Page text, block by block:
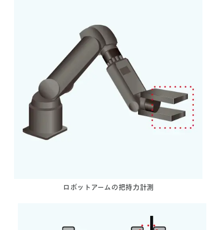
ロボットアームの把持力計測